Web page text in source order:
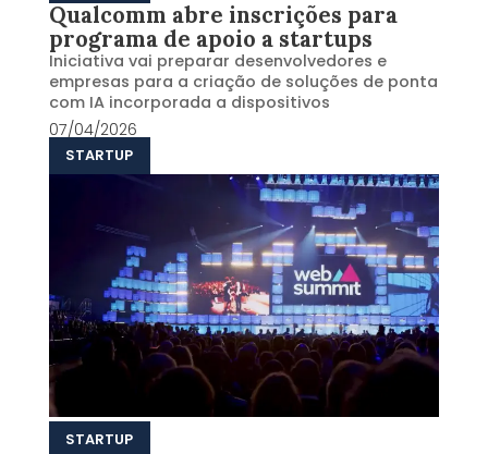
Qualcomm abre inscrições para
programa de apoio a startups
Iniciativa vai preparar desenvolvedores e
empresas para a criação de soluções de ponta
com IA incorporada a dispositivos
07/04/2026
STARTUP
STARTUP